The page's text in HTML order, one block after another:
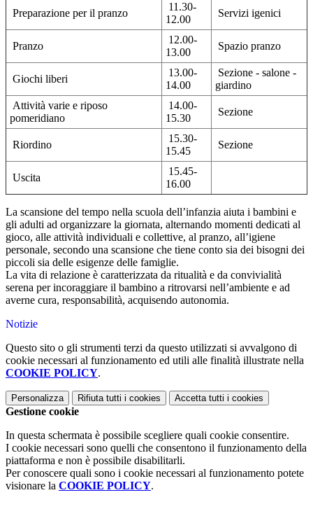
Preparazione per il pranzo
11.30-
12.00
Servizi igenici
Pranzo
12.00-
13.00
Spazio pranzo
Giochi liberi
13.00-
14.00
Sezione - salone -
giardino
Attività varie e riposo
pomeridiano
14.00-
15.30
Sezione
Riordino
15.30-
15.45
Sezione
Uscita
15.45-
16.00
La scansione del tempo nella scuola dell’infanzia aiuta i bambini e
gli adulti ad organizzare la giornata, alternando momenti dedicati al
gioco, alle attività individuali e collettive, al pranzo, all’igiene
personale, secondo una scansione che tiene conto sia dei bisogni dei
piccoli sia delle esigenze delle famiglie.
La vita di relazione è caratterizzata da ritualità e da convivialità
serena per incoraggiare il bambino a ritrovarsi nell’ambiente e ad
averne cura, responsabilità, acquisendo autonomia.
Notizie
Questo sito o gli strumenti terzi da questo utilizzati si avvalgono di
cookie necessari al funzionamento ed utili alle finalità illustrate nella
COOKIE POLICY.
Personalizza Rifiuta tutti i cookies Accetta tutti i cookies
Gestione cookie
In questa schermata è possibile scegliere quali cookie consentire.
I cookie necessari sono quelli che consentono il funzionamento della
piattaforma e non è possibile disabilitarli.
Per conoscere quali sono i cookie necessari al funzionamento potete
visionare la COOKIE POLICY.